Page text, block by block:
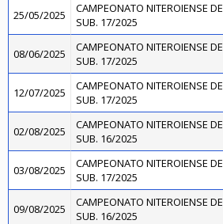
25/05/2025
CAMPEONATO NITEROIENSE
SUB. 17/2025
08/06/2025
CAMPEONATO NITEROIENSE
SUB. 17/2025
12/07/2025
CAMPEONATO NITEROIENSE
SUB. 17/2025
02/08/2025
CAMPEONATO NITEROIENSE
SUB. 16/2025
03/08/2025
CAMPEONATO NITEROIENSE
SUB. 17/2025
09/08/2025
CAMPEONATO NITEROIENSE
SUB. 16/2025